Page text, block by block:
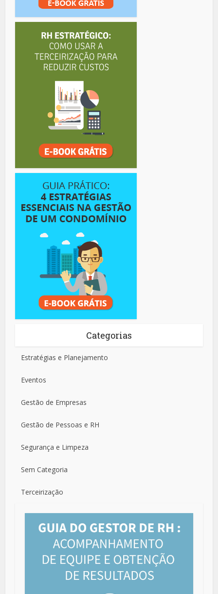
Categorias
Estratégias e Planejamento
Eventos
Gestão de Empresas
Gestão de Pessoas e RH
Segurança e Limpeza
Sem Categoria
Terceirização